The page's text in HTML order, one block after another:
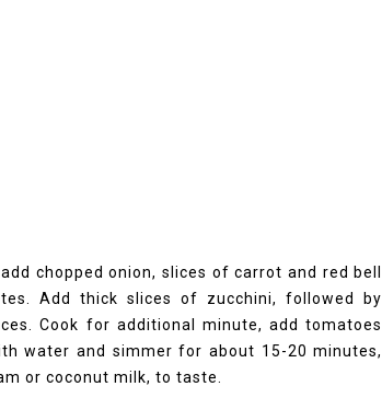
chopped onion, slices of carrot and red bell
Add thick slices of zucchini, followed by
Cook for additional minute, add tomatoes
water and simmer for about 15-20 minutes,
or coconut milk, to taste.